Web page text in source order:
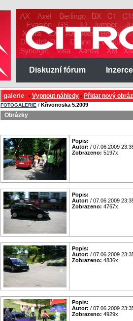
Diskuzní fórum Inzerce
galerie • Vypnout náhledy • Přidat nový
FOTOGALERIE / Křivonoska 5.2009
Obrázky
Popis:
Autor: / 07.06.2009
Zobrazeno: 5197x
Popis:
Autor: / 07.06.2009
Zobrazeno: 4767x
Popis:
Autor: / 07.06.2009
Zobrazeno: 4836x
Popis:
Autor: / 07.06.2009
Zobrazeno: 4929x